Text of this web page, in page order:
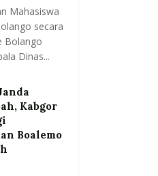
Mahasiswa
secara
Bolango
Dinas...
Kabgor
Boalemo